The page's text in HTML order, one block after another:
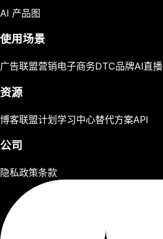
AI 产品图
使用场景
广告联盟营销电子商务DTC品牌AI直播
资源
博客联盟计划学习中心替代方案API
公司
隐私政策条款